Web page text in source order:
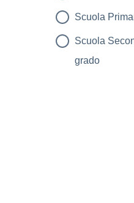
Scuola
Scuola
grado